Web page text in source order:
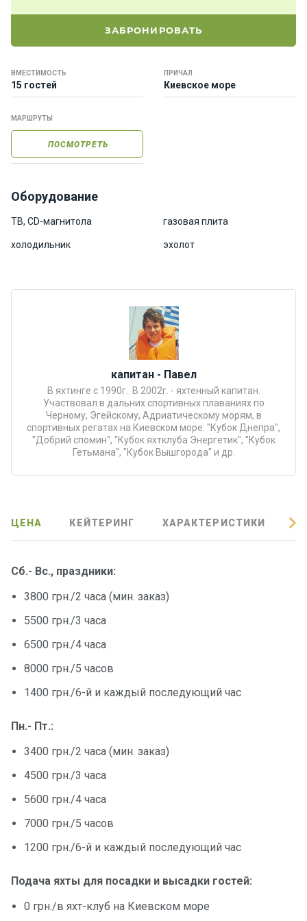
ЗАБРОНИРОВАТЬ
ВМЕСТИМОСТЬ
15 гостей
ПРИЧАЛ
Киевское море
МАРШРУТЫ
ПОСМОТРЕТЬ
Оборудование
ТВ, CD-магнитола газовая плита
холодильник эхолот
капитан - Павел
В яхтинге с 1990г.. В 2002г. - яхтенный капитан.
Участвовал в дальних спортивных плаваниях по
Черному, Эгейскому, Адриатическому морям, в
спортивных регатах на Киевском море: "Кубок Днепра",
"Добрий спомин", "Кубок яхтклуба Энергетик", "Кубок
Гетьмана", "Кубок Вышгорода" и др.
ЦЕНА КЕЙТЕРИНГ ХАРАКТЕРИСТИКИ
Сб.- Вс., праздники:
3800 грн./2 часа (мин. заказ)
5500 грн./3 часа
6500 грн./4 часа
8000 грн./5 часов
1400 грн./6-й и каждый последующий час
Пн.- Пт.:
3400 грн./2 часа (мин. заказ)
4500 грн./3 часа
5600 грн./4 часа
7000 грн./5 часов
1200 грн./6-й и каждый последующий час
Подача яхты для посадки и высадки гостей:
0 грн./в яхт-клуб на Киевском море
т
е
р
О нас
отдыха
Развле
чения
Контакт
ы